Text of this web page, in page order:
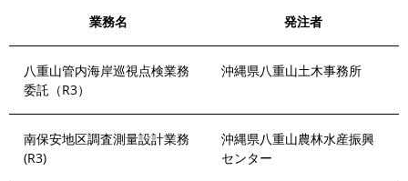
業務名 発注者
八重山管内海岸巡視点検業務
委託（R3）
沖縄県八重山土木事務所
南保安地区調査測量設計業務
(R3)
沖縄県八重山農林水産振興
センター